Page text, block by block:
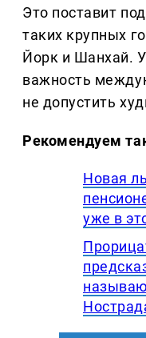
Это поставит
таких крупных
Йорк и Шанхай.
важность
не допустить
Рекомендуем
Новая
уже в